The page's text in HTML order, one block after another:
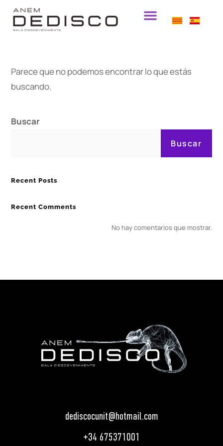
Parece que no podemos encontrar lo que estás
buscando.
Buscar
Buscar
Recent Posts
Recent Comments
No hay comentarios que mostrar.
dediscocunit@hotmail.com
+34 675371001